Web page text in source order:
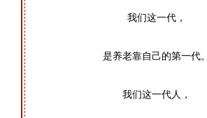
我们这一代，
是养老靠自己的第一代。
我们这一代人，